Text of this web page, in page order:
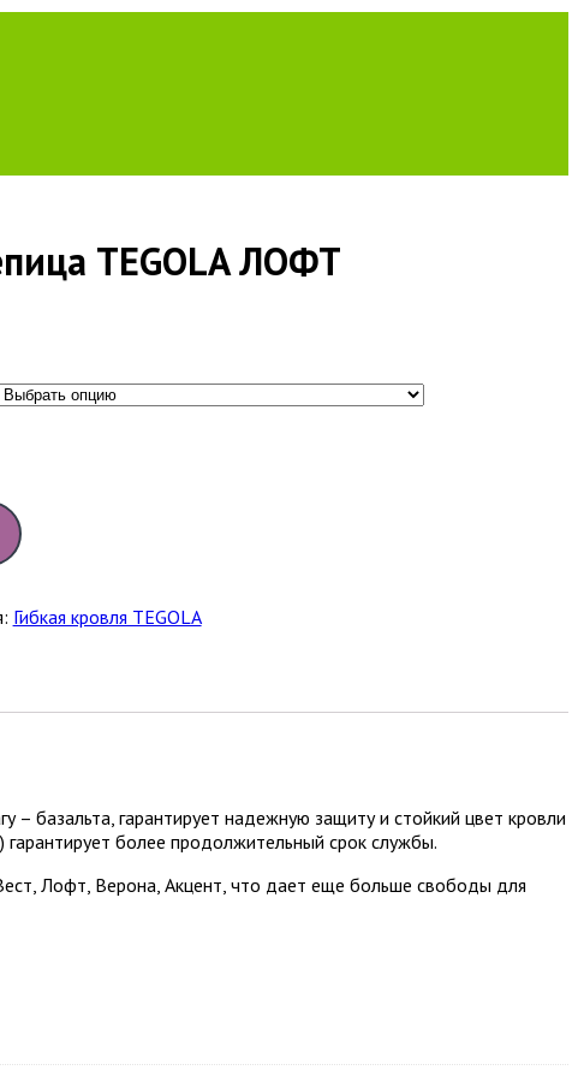
TEGOLA ЛОФТ
Гибкая кровля TEGOLA
– базальта, гарантирует надежную защиту и стойкий цвет кровли
более продолжительный срок службы.
Лофт, Верона, Акцент, что дает еще больше свободы для